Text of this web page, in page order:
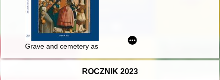
Grave and cemetery as a manifestation of social behaviours
ROCZNIK 2023